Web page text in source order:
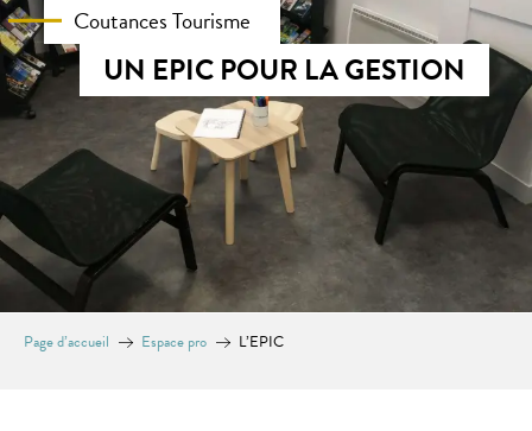
Coutances Tourisme
UN EPIC POUR LA GESTION
Page d’accueil Espace pro L’EPIC